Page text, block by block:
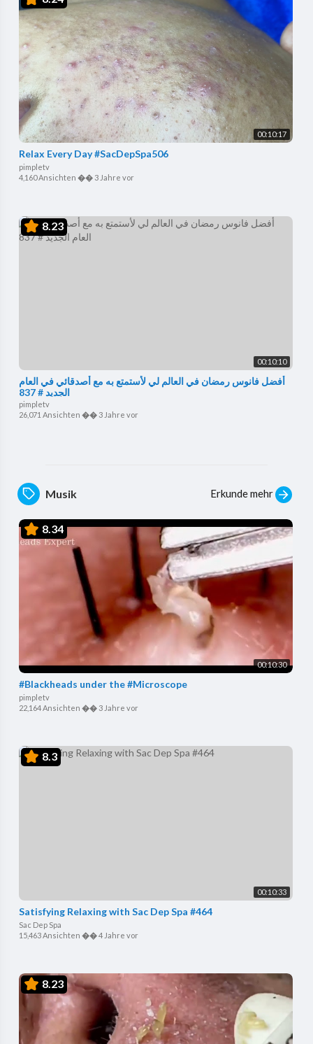
00:10:17
Relax Every Day #SacDepSpa506
pimpletv
4,160 Ansichten �� 3 Jahre vor
8.23
00:10:10
أفضل فانوس رمضان في العالم لي لأستمتع به مع أصدقائي في العام
الجديد # 837
pimpletv
26,071 Ansichten �� 3 Jahre vor
Musik Erkunde mehr
8.34
00:10:30
#Blackheads under the #Microscope
pimpletv
22,164 Ansichten �� 3 Jahre vor
8.3
00:10:33
Satisfying Relaxing with Sac Dep Spa #464
Sac Dep Spa
15,463 Ansichten ��4 Jahre vor
8.23